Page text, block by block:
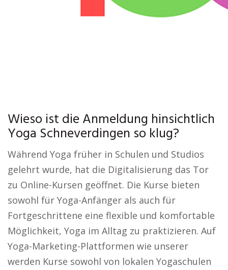
Wieso ist die Anmeldung hinsichtlich
Yoga Schneverdingen so klug?
Während Yoga früher in Schulen und Studios
gelehrt wurde, hat die Digitalisierung das Tor
zu Online-Kursen geöffnet. Die Kurse bieten
sowohl für Yoga-Anfänger als auch für
Fortgeschrittene eine flexible und komfortable
Möglichkeit, Yoga im Alltag zu praktizieren. Auf
Yoga-Marketing-Plattformen wie unserer
werden Kurse sowohl von lokalen Yogaschulen